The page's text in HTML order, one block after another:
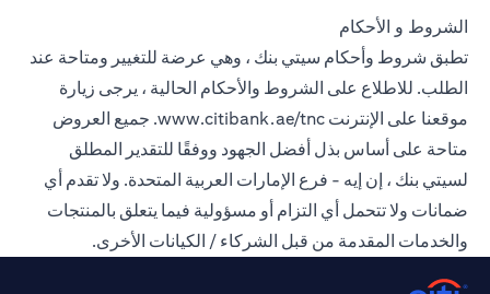
الشروط و الأحكام
تطبق شروط وأحكام سيتي بنك ، وهي عرضة للتغيير ومتاحة عند
الطلب. للاطلاع على الشروط والأحكام الحالية ، يرجى زيارة
موقعنا على الإنترنت www.citibank.ae/tnc. جميع العروض
متاحة على أساس بذل أفضل الجهود ووفقًا للتقدير المطلق
لسيتي بنك ، إن إيه - فرع الإمارات العربية المتحدة. ولا تقدم أي
ضمانات ولا تتحمل أي التزام أو مسؤولية فيما يتعلق بالمنتجات
والخدمات المقدمة من قبل الشركاء / الكيانات الأخرى.